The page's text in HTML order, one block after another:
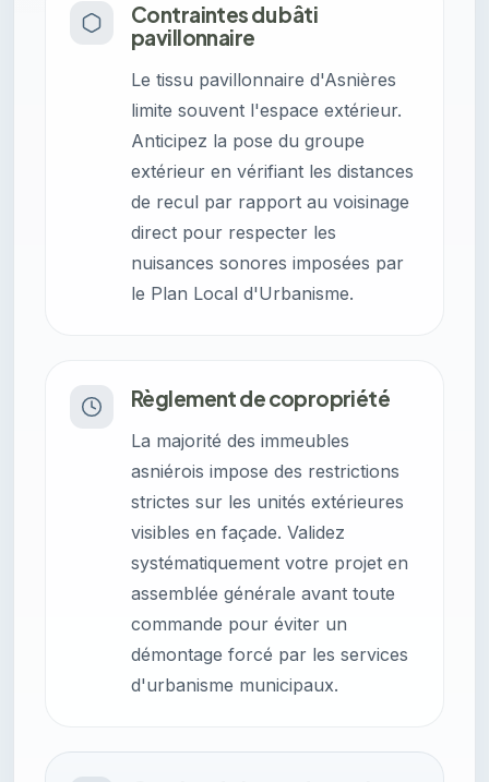
Contraintes du bâti
pavillonnaire
Le tissu pavillonnaire d'Asnières
limite souvent l'espace extérieur.
Anticipez la pose du groupe
extérieur en vérifiant les distances
de recul par rapport au voisinage
direct pour respecter les
nuisances sonores imposées par
le Plan Local d'Urbanisme.
Règlement de copropriété
La majorité des immeubles
asniérois impose des restrictions
strictes sur les unités extérieures
visibles en façade. Validez
systématiquement votre projet en
assemblée générale avant toute
commande pour éviter un
démontage forcé par les services
d'urbanisme municipaux.